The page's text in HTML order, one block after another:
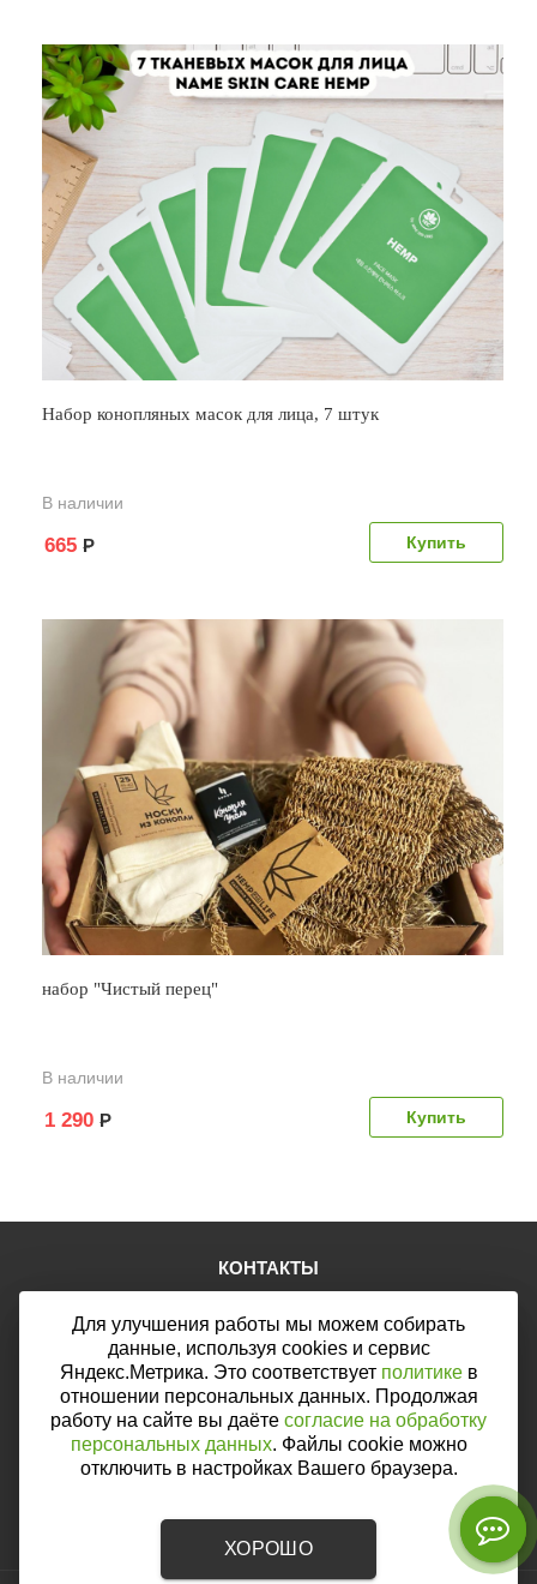
Набор конопляных масок для лица, 7 штук
В наличии
665 Р
набор "Чистый перец"
В наличии
1 290 Р
КОНТАКТЫ
E-mail:mail@web46.ru
Мы в соцсетях:
Мы принимаем к оплате:
Для улучшения работы мы можем собирать
данные, используя cookies и сервис
Яндекс.Метрика. Это соответствует политикев
отношении персональных данных. Продолжая
работу на сайте вы даёте согласие на обработку
персональных данных. Файлы cookie можно
отключить в настройках Вашего браузера.
ХОРОШО